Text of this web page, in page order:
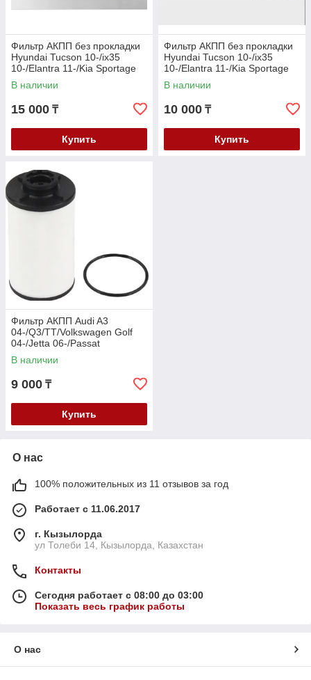
Фильтр АКПП без прокладки
Hyundai Tucson 10-/ix35
10-/Elantra 11-/Kia Sportage
10- V-1.6-2.0
В наличии
15 000 ₸
Купить
Фильтр АКПП без прокладки
Hyundai Tucson 10-/ix35
10-/Elantra 11-/Kia Sportage
10- V-1.6-2.0
В наличии
10 000 ₸
Купить
Фильтр АКПП Audi A3
04-/Q3/TT/Volkswagen Golf
04-/Jetta 06-/Passat
04-/Touran/Skoda Octavia
/Rapid/Superb 09-
В наличии
9 000 ₸
Купить
О нас
100% положительных из 11 отзывов за год
Работает с 11.06.2017
г. Кызылорда
ул Толеби 14, Кызылорда, Казахстан
Контакты
Сегодня работает с 08:00 до 03:00
Показать весь график работы
О нас